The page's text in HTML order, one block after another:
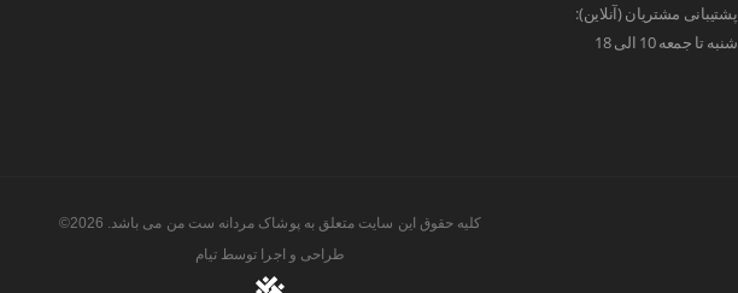
پشتیبانی مشتریان (آنلاین):
شنبه تا جمعه 10 الی 18
کلیه حقوق این سایت متعلق به پوشاک مردانه ست من می باشد. 2026©
طراحی و اجرا توسط تیام